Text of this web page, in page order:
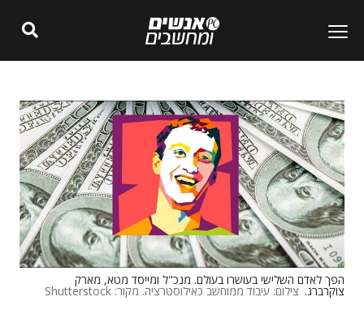
הפך לאדם השלישי בעושרו בעולם. מנכ"ל ומייסד מטא, מארק
צוקרברג. צילום: עיבוד ממוחשב כאילוסטרציה. מקור: Shutterstock